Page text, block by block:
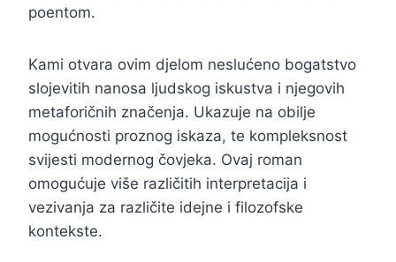
poentom.
Kami otvara ovim djelom neslućeno bogatstvo
slojevitih nanosa ljudskog iskustva i njegovih
metaforičnih značenja. Ukazuje na obilje
mogućnosti proznog iskaza, te kompleksnost
svijesti modernog čovjeka. Ovaj roman
omogućuje više različitih interpretacija i
vezivanja za različite idejne i filozofske
kontekste.